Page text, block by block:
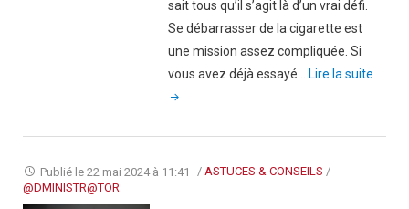
sait tous qu’il s’agit là d’un vrai défi.
Se débarrasser de la cigarette est
une mission assez compliquée. Si
vous avez déjà essayé…
Lire la suite
dans
Publié le 22 mai 2024 à 11:41 / ASTUCES & CONSEILS /
@DMINISTR@TOR